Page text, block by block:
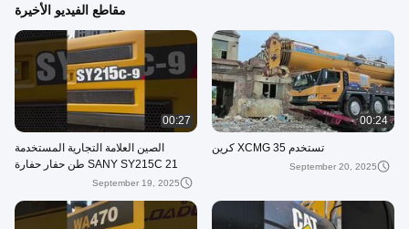
مقاطع الفيديو الأخيرة
00:24
تستخدم XCMG 35 كرين
September 20, 2025
00:27
الصين العلامة التجارية المستخدمة
SANY SY215C 21 طن حفار حفارة
September 19, 2025